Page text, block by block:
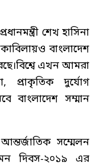
শেখ হাসিনা
বাংলাদেশ
এখন আমরা
দুর্যোগ
বাংলাদেশ সম্মান
সম্মেলন
দিবস-২০১৯ এর